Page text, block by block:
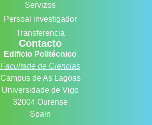
Servizos
Persoal investigador
Transferencia
Contacto
Edificio Politécnico
Facultade de Ciencias
Campus de As Lagoas
Universidade de Vigo
32004 Ourense
Spain